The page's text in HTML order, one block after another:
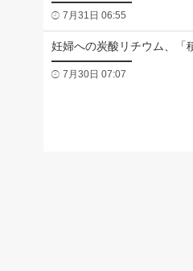
7月31日 06:55
妊婦への炭酸リチウム、「
7月30日 07:07